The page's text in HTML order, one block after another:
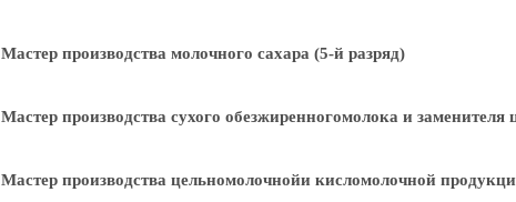
Мастер производства молочного сахара (5-й разряд)
Мастер производства сухого обезжиренногомолока и заменителя
Мастер производства цельномолочнойи кисломолочной